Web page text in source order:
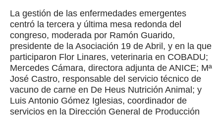
La gestión de las enfermedades emergentes
centró la tercera y última mesa redonda del
congreso, moderada por Ramón Guarido,
presidente de la Asociación 19 de Abril, y en la que
participaron Flor Linares, veterinaria en COBADU;
Mercedes Cámara, directora adjunta de ANICE; Mª
José Castro, responsable del servicio técnico de
vacuno de carne en De Heus Nutrición Animal; y
Luis Antonio Gómez Iglesias, coordinador de
servicios en la Dirección General de Producción